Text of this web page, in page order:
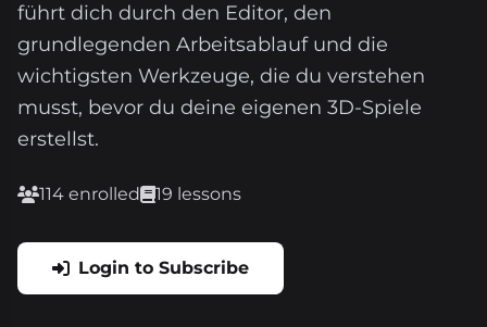
führt dich durch den Editor, den
grundlegenden Arbeitsablauf und die
wichtigsten Werkzeuge, die du verstehen
musst, bevor du deine eigenen 3D-Spiele
erstellst.
114 enrolled 19 lessons
Login to Subscribe